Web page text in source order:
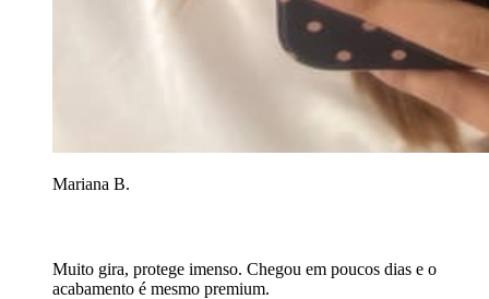
Mariana B.
Muito gira, protege imenso. Chegou em poucos dias e o
acabamento é mesmo premium.